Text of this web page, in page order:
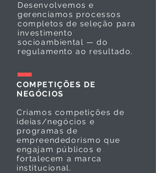
Desenvolvemos e
gerenciamos processos
completos de seleção para
investimento
socioambiental — do
regulamento ao resultado.
COMPETIÇÕES DE
NEGÓCIOS
Criamos competições de
ideias/negócios e
programas de
empreendedorismo que
engajam públicos e
fortalecem a marca
institucional.